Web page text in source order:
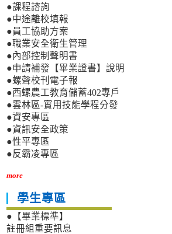
●課程諮詢
●中途離校填報
●員工協助方案
●職業安全衛生管理
●內部控制聲明書
●申請補發【畢業證書】說明
●螺聲校刊電子報
●西螺農工教育儲蓄402專戶
●雲林區-實用技能學程分發
●資安專區
●資訊安全政策
●性平專區
●反霸凌專區
more
學生專區
●【畢業標準】
註冊組重要訊息